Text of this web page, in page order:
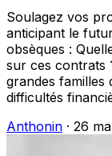
Soulagez vos
anticipant le
obsèques :
sur ces contrats
grandes familles
difficultés
Anthonin · 26